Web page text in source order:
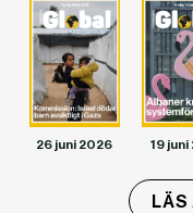
26 juni 2026 19
LÄS